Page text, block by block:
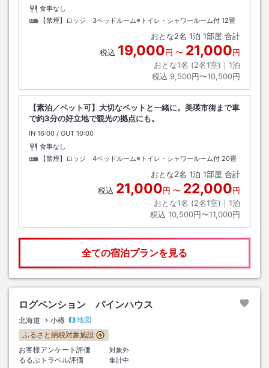
食事なし
【禁煙】ロッジ 3ベッドルーム※トイレ・シャワールーム付 12畳
おとな2名 1泊 1部屋 合計
税込 19,000円 〜 21,000円
おとな1名 (2名1室)｜ 1泊
税込 9,500円〜10,500円
【素泊／ペット可】大切なペットと一緒に。美瑛市街まで車
で約3分の好立地で観光の拠点にも。
IN チェックイン
16:00 / OUT チェックアウト
10:00
食事なし
【禁煙】ロッジ 4ベッドルーム※トイレ・シャワールーム付 20畳
おとな2名 1泊 1部屋 合計
税込 21,000円 〜 22,000円
おとな1名 (2名1室)｜ 1泊
税込 10,500円〜11,000円
全ての宿泊プランを見る
ログペンション パインハウス
北海道 小樽
地図
ふるさと納税対象施設
お客様アンケート評価
対象外
るるぶトラベル評価
集計中